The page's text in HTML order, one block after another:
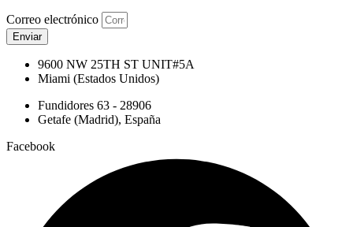
Correo electrónico
Enviar
9600 NW 25TH ST UNIT#5A
Miami (Estados Unidos)
Fundidores 63 - 28906
Getafe (Madrid), España
Facebook